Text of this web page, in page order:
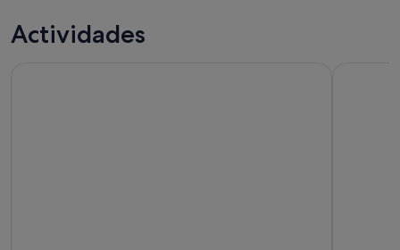
Actividades